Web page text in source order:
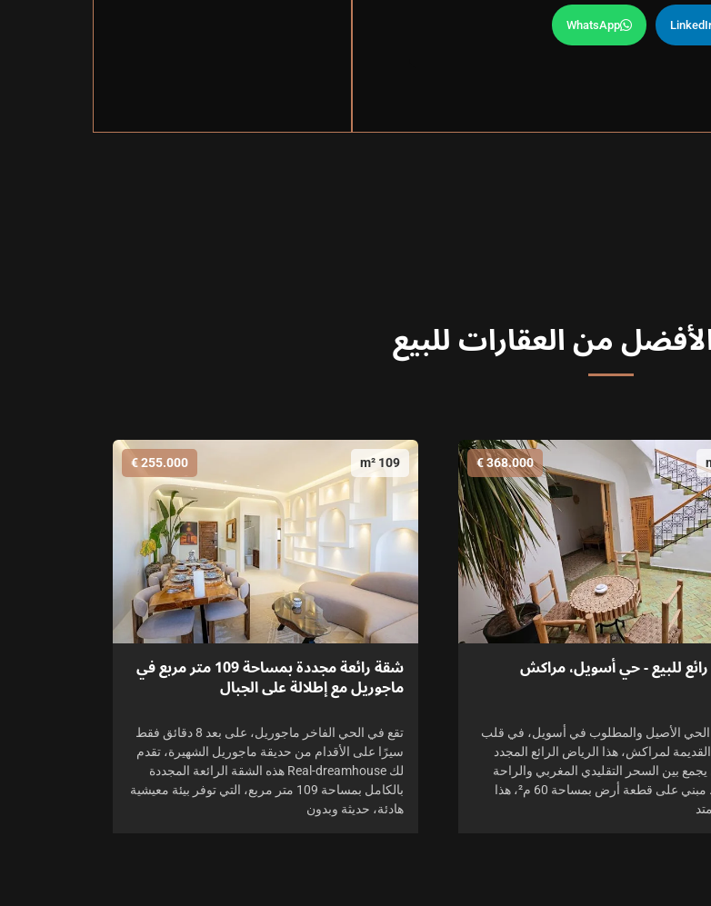
WhatsApp
الأفضل من العقارات للبيع
368.000 €
للبيع - حي أسويل، مراكش
الأصيل والمطلوب في أسويل، في قلب
القديمة لمراكش، هذا الرياض الرائع المجدد
يجمع بين السحر التقليدي المغربي والراحة
الحديثة. مبني على قطعة أرض بمساحة 60 م²، هذا
109 m²
255.000 €
شقة رائعة مجددة بمساحة 109 متر مربع في
ماجوريل مع إطلالة على الجبال
تقع في الحي الفاخر ماجوريل، على بعد 8 دقائق فقط
سيرًا على الأقدام من حديقة ماجوريل الشهيرة، تقدم
لك Real-dreamhouse هذه الشقة الرائعة المجددة
بالكامل بمساحة 109 متر مربع، التي توفر بيئة معيشية
هادئة، حديثة وبدون